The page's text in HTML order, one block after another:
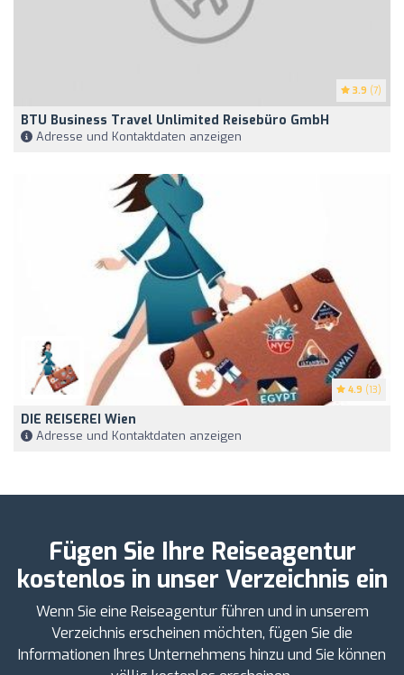
3.9 (7)
BTU Business Travel Unlimited Reisebüro GmbH
Adresse und Kontaktdaten anzeigen
4.9 (13)
DIE REISEREI Wien
Adresse und Kontaktdaten anzeigen
Fügen Sie Ihre Reiseagentur
kostenlos in unser Verzeichnis ein
Wenn Sie eine Reiseagentur führen und in unserem
Verzeichnis erscheinen möchten, fügen Sie die
Informationen Ihres Unternehmens hinzu und Sie können